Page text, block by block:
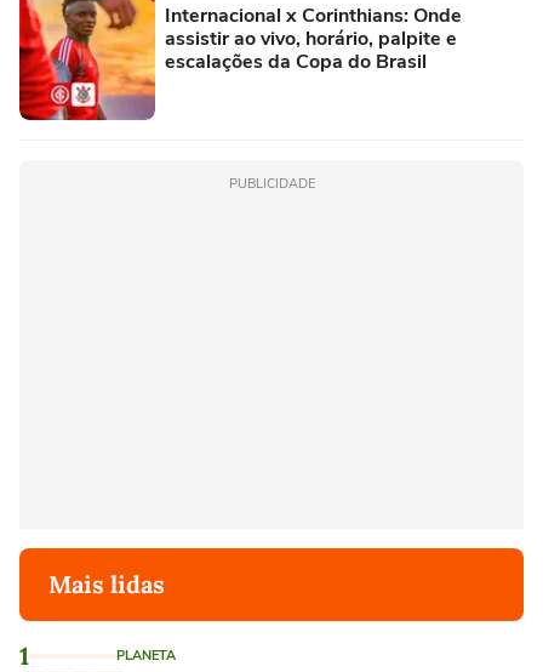
Internacional x Corinthians: Onde
assistir ao vivo, horário, palpite e
escalações da Copa do Brasil
PUBLICIDADE
Mais lidas
1 PLANETA